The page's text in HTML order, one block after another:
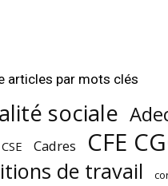
articles par mots clés
sociale
Cadres CFE
de travail